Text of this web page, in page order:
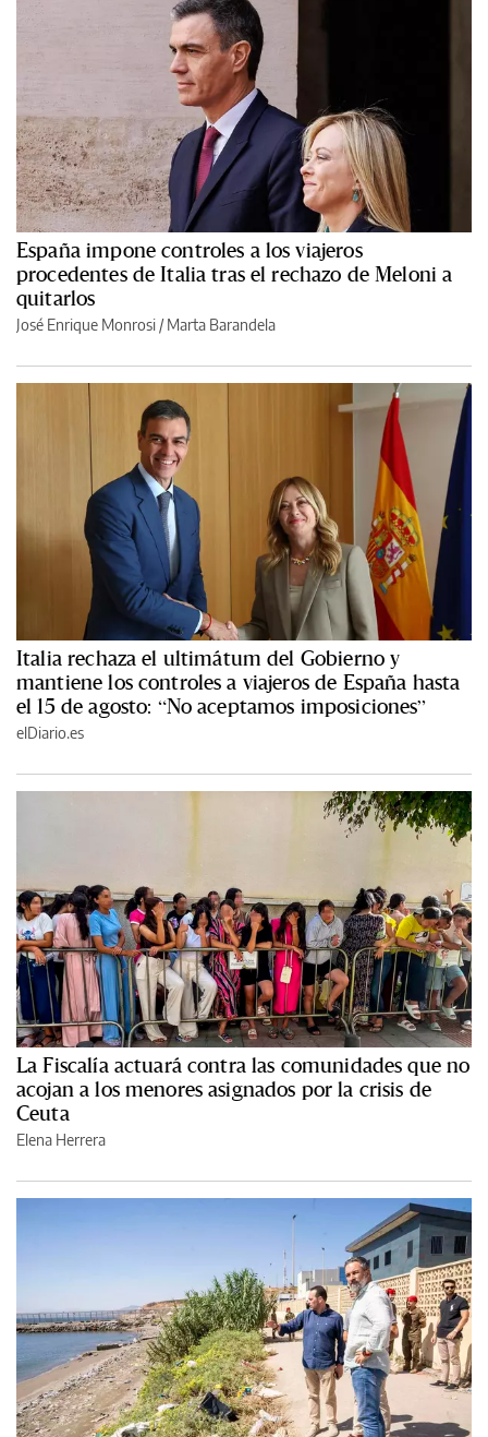
España impone controles a los viajeros
procedentes de Italia tras el rechazo de Meloni a
quitarlos
José Enrique Monrosi /Marta Barandela
Italia rechaza el ultimátum del Gobierno y
mantiene los controles a viajeros de España hasta
el 15 de agosto: “No aceptamos imposiciones”
elDiario.es
La Fiscalía actuará contra las comunidades que no
acojan a los menores asignados por la crisis de
Ceuta
Elena Herrera